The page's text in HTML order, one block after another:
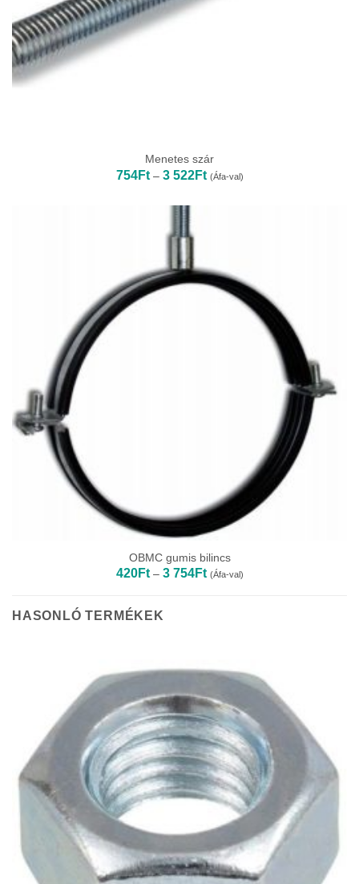
Menetes szár
754Ft – 3 522FtÁrtartomány:
754Ft
(Áfa-val)
OBMC gumis bilincs
420Ft – 3 754FtÁrtartomány:
420Ft
(Áfa-val)
HASONLÓ TERMÉKEK